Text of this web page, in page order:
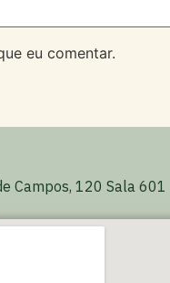
eu comentar.
Campos, 120 Sala